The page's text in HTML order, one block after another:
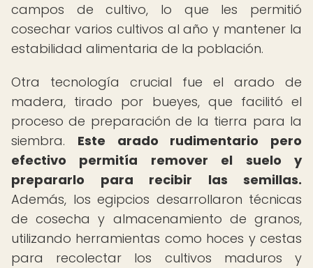
campos de cultivo, lo que les permitió
cosechar varios cultivos al año y mantener la
estabilidad alimentaria de la población.
Otra tecnología crucial fue el arado de
madera, tirado por bueyes, que facilitó el
proceso de preparación de la tierra para la
siembra. Este arado rudimentario pero
efectivo permitía remover el suelo y
prepararlo para recibir las semillas.
Además, los egipcios desarrollaron técnicas
de cosecha y almacenamiento de granos,
utilizando herramientas como hoces y cestas
para recolectar los cultivos maduros y